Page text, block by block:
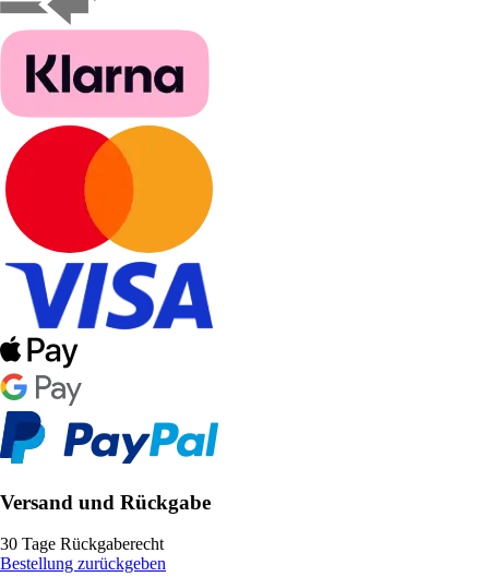
Versand und Rückgabe
30 Tage Rückgaberecht
Bestellung zurückgeben